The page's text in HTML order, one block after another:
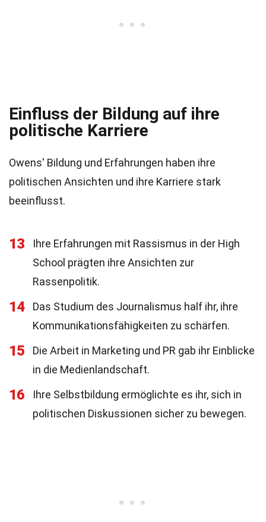
Einfluss der Bildung auf ihre
politische Karriere
Owens' Bildung und Erfahrungen haben ihre
politischen Ansichten und ihre Karriere stark
beeinflusst.
13
Ihre Erfahrungen mit Rassismus in der High
School prägten ihre Ansichten zur
Rassenpolitik.
14
Das Studium des Journalismus half ihr, ihre
Kommunikationsfähigkeiten zu schärfen.
15
Die Arbeit in Marketing und PR gab ihr Einblicke
in die Medienlandschaft.
16
Ihre Selbstbildung ermöglichte es ihr, sich in
politischen Diskussionen sicher zu bewegen.